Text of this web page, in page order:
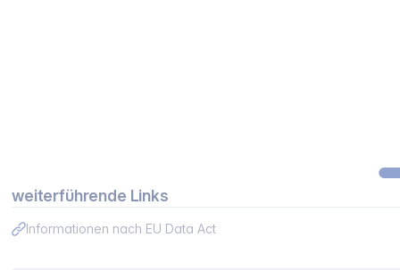
weiterführende Links
Informationen nach EU Data Act